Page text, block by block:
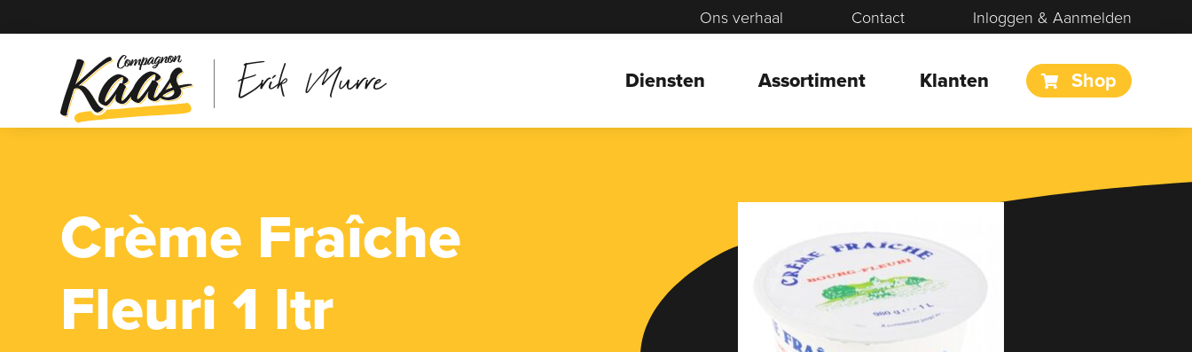
Ons verhaal Contact Inloggen & Aanmelden
Erik Murre Diensten Assortiment Klanten Shop
Crème Fraîche
Fleuri 1 ltr